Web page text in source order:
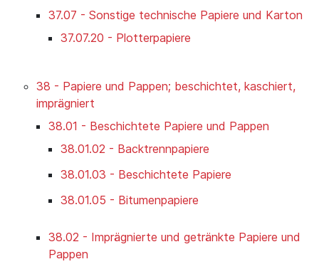
37.07 - Sonstige technische Papiere und Karton
37.07.20 - Plotterpapiere
38 - Papiere und Pappen; beschichtet, kaschiert,
imprägniert
38.01 - Beschichtete Papiere und Pappen
38.01.02 - Backtrennpapiere
38.01.03 - Beschichtete Papiere
38.01.05 - Bitumenpapiere
38.02 - Imprägnierte und getränkte Papiere und
Pappen